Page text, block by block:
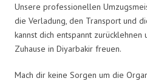
Unsere professionellen
die Verladung, den Transport und
kannst dich entspannt zurücklehnen
Zuhause in Diyarbakir freuen.
Mach dir keine Sorgen um die